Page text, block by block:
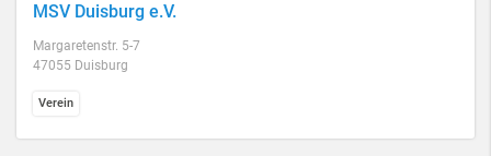
MSV Duisburg e.V.
Margaretenstr. 5-7
47055 Duisburg
Verein